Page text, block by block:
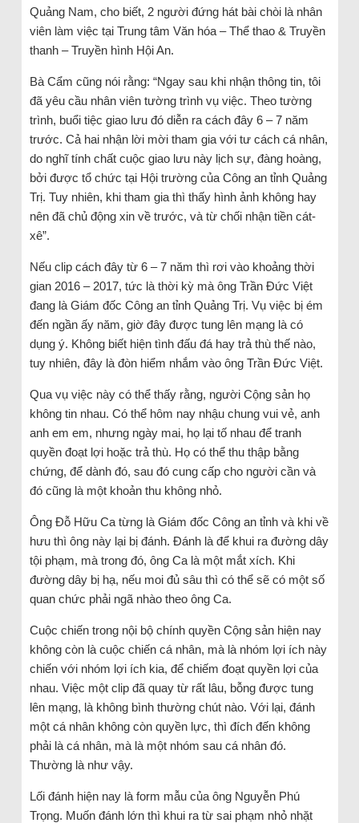
Quảng Nam, cho biết, 2 người đứng hát bài chòi là nhân
viên làm việc tại Trung tâm Văn hóa – Thể thao & Truyền
thanh – Truyền hình Hội An.
Bà Cẩm cũng nói rằng: “Ngay sau khi nhận thông tin, tôi
đã yêu cầu nhân viên tường trình vụ việc. Theo tường
trình, buổi tiệc giao lưu đó diễn ra cách đây 6 – 7 năm
trước. Cả hai nhận lời mời tham gia với tư cách cá nhân,
do nghĩ tính chất cuộc giao lưu này lịch sự, đàng hoàng,
bởi được tổ chức tại Hội trường của Công an tỉnh Quảng
Trị. Tuy nhiên, khi tham gia thì thấy hình ảnh không hay
nên đã chủ động xin về trước, và từ chối nhận tiền cát-
xê”.
Nếu clip cách đây từ 6 – 7 năm thì rơi vào khoảng thời
gian 2016 – 2017, tức là thời kỳ mà ông Trần Đức Việt
đang là Giám đốc Công an tỉnh Quảng Trị. Vụ việc bị ém
đến ngần ấy năm, giờ đây được tung lên mạng là có
dụng ý. Không biết hiện tình đấu đá hay trả thù thế nào,
tuy nhiên, đây là đòn hiểm nhắm vào ông Trần Đức Việt.
Qua vụ việc này có thể thấy rằng, người Cộng sản họ
không tin nhau. Có thể hôm nay nhậu chung vui vẻ, anh
anh em em, nhưng ngày mai, họ lại tố nhau để tranh
quyền đoạt lợi hoặc trả thù. Họ có thể thu thập bằng
chứng, để dành đó, sau đó cung cấp cho người cần và
đó cũng là một khoản thu không nhỏ.
Ông Đỗ Hữu Ca từng là Giám đốc Công an tỉnh và khi về
hưu thì ông này lại bị đánh. Đánh là để khui ra đường dây
tội phạm, mà trong đó, ông Ca là một mắt xích. Khi
đường dây bị hạ, nếu moi đủ sâu thì có thể sẽ có một số
quan chức phải ngã nhào theo ông Ca.
Cuộc chiến trong nội bộ chính quyền Cộng sản hiện nay
không còn là cuộc chiến cá nhân, mà là nhóm lợi ích này
chiến với nhóm lợi ích kia, để chiếm đoạt quyền lợi của
nhau. Việc một clip đã quay từ rất lâu, bỗng được tung
lên mạng, là không bình thường chút nào. Với lại, đánh
một cá nhân không còn quyền lực, thì đích đến không
phải là cá nhân, mà là một nhóm sau cá nhân đó.
Thường là như vậy.
Lối đánh hiện nay là form mẫu của ông Nguyễn Phú
Trọng. Muốn đánh lớn thì khui ra từ sai phạm nhỏ nhặt